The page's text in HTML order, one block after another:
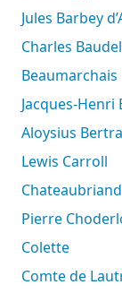
Jules Barbey
Charles
Beaumarchais
Jacques-
Aloysius
Lewis Carroll
Chateaubriand
Pierre
Colette
Comte de